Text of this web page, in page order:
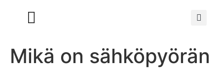
Mikä on sähköpyörän